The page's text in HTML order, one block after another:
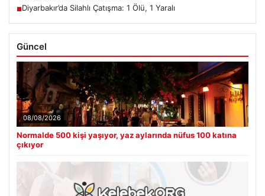
■Diyarbakır’da Silahlı Çatışma: 1 Ölü, 1 Yaralı
Güncel
08/08/2026
Normalde 500 kişi yaşıyor, yaz aylarında nüfus 100 katına
çıkıyor